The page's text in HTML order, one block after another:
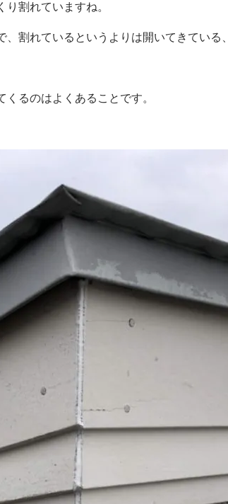
割れていますね。
割れているというよりは開いてきている、
るのはよくあることです。